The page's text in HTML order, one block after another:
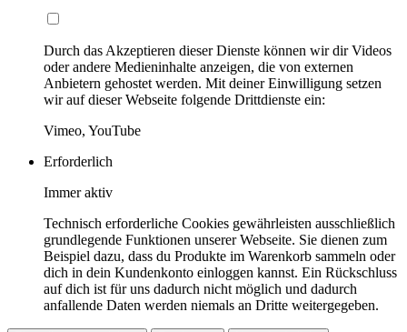
Durch das Akzeptieren dieser Dienste können wir dir Videos
oder andere Medieninhalte anzeigen, die von externen
Anbietern gehostet werden. Mit deiner Einwilligung setzen
wir auf dieser Webseite folgende Drittdienste ein:
Vimeo, YouTube
Erforderlich
Immer aktiv
Technisch erforderliche Cookies gewährleisten ausschließlich
grundlegende Funktionen unserer Webseite. Sie dienen zum
Beispiel dazu, dass du Produkte im Warenkorb sammeln oder
dich in dein Kundenkonto einloggen kannst. Ein Rückschluss
auf dich ist für uns dadurch nicht möglich und dadurch
anfallende Daten werden niemals an Dritte weitergegeben.